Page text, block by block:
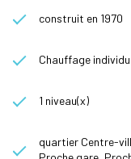
construit en 1970
Chauffage
1 niveau(x)
quartier Centre-